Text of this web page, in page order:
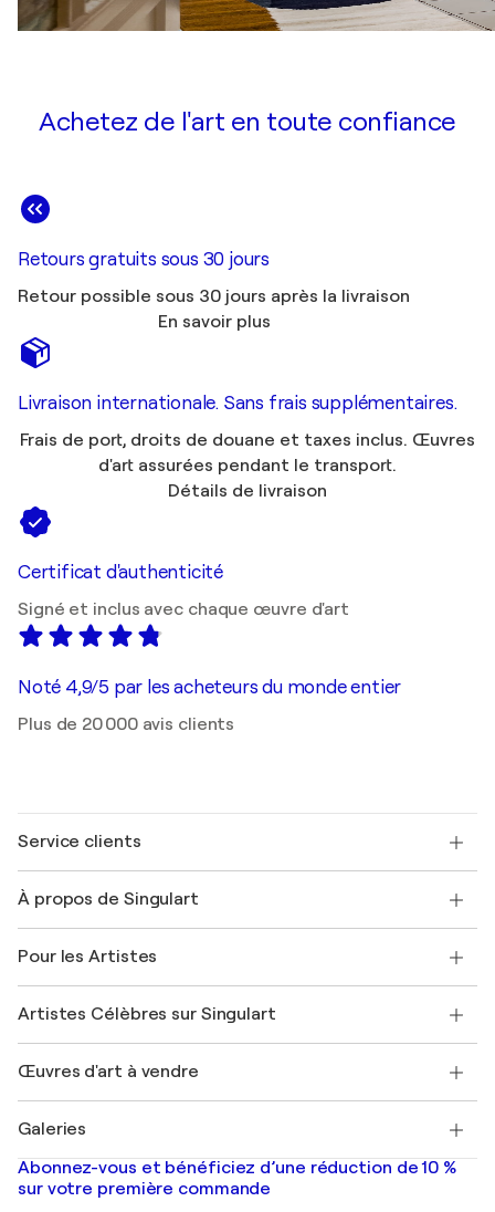
Achetez de l'art en toute confiance
Retours gratuits sous 30 jours
Retour possible sous 30 jours après la livraison
En savoir plus
Livraison internationale. Sans frais supplémentaires.
Frais de port, droits de douane et taxes inclus. Œuvres
d'art assurées pendant le transport.
Détails de livraison
Certificat d'authenticité
Signé et inclus avec chaque œuvre d'art
Noté 4,9/5 par les acheteurs du monde entier
Plus de 20 000 avis clients
Service clients
Expédition
Offrir une carte cadeau
Rejoignez notre programme commercial
Mon compte
+33 1 76 44 06 42
À propos de Singulart
FAQ
Magazine Singulart
Emplois
Découvrez une sélection d'art original
Pour les Artistes
Se connecter en tant qu'Artiste
Artistes Célèbres sur Singulart
Marc Chagall
Banksy
Mr. Brainwash
Shepard Fairey
Œuvres d'art à vendre
Tableaux abstraits à vendre
Peintures de paysage
Estampes
Galeries
Galeries d'art en France
Galeries d'art en Belgique
Abonnez-vous et bénéficiez d’une réduction de 10 %
sur votre première commande